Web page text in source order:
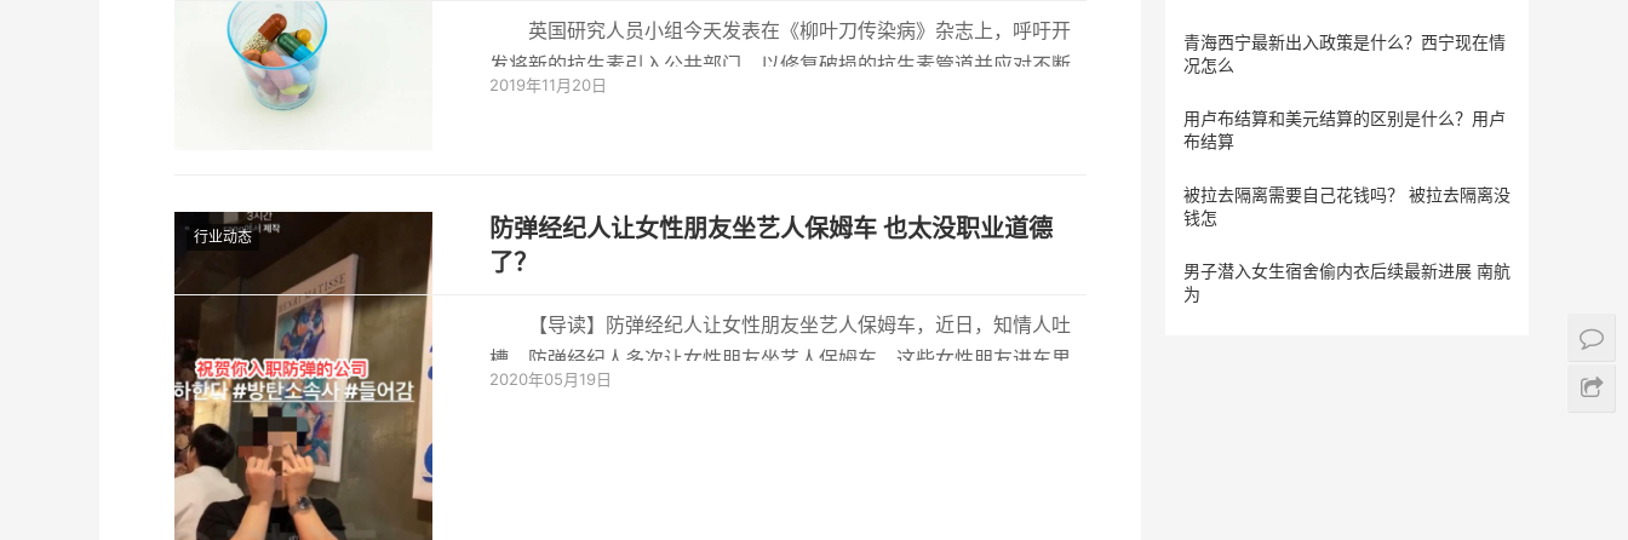
英国研究人员小组今天发表在《柳叶刀传染病》杂志上，呼吁开
发将新的抗生素引入公共部门，以修复破损的抗生素管道并应对不断
增加的抗菌...
2019年11月20日
行业动态
防弹经纪人让女性朋友坐艺人保姆车 也太没职业道德
了？ ​
【导读】防弹经纪人让女性朋友坐艺人保姆车，近日，知情人吐
槽，防弹经纪人多次让女性朋友坐艺人保姆车，这些女性朋友进车里
还拍照发到...
2020年05月19日
青海西宁最新出入政策是什么？西宁现在情
况怎么
用卢布结算和美元结算的区别是什么？用卢
布结算
被拉去隔离需要自己花钱吗？ 被拉去隔离没
钱怎
男子潜入女生宿舍偷内衣后续最新进展 南航
为